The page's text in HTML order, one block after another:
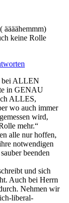
äääähemmm)
keine Rolle
bei ALLEN
in GENAU
ALLES,
wo auch immer
wird,
mehr.“
alle nur hoffen,
notwendigen
beenden
und sich
Auch bei Herrn
Nehmen wir
liberal-